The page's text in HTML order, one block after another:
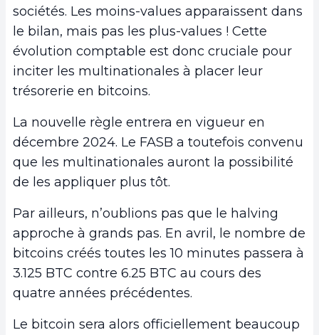
sociétés. Les moins-values apparaissent dans
le bilan, mais pas les plus-values ! Cette
évolution comptable est donc cruciale pour
inciter les multinationales à placer leur
trésorerie en bitcoins.
La nouvelle règle entrera en vigueur en
décembre 2024. Le FASB a toutefois convenu
que les multinationales auront la possibilité
de les appliquer plus tôt.
Par ailleurs, n’oublions pas que le halving
approche à grands pas. En avril, le nombre de
bitcoins créés toutes les 10 minutes passera à
3.125 BTC contre 6.25 BTC au cours des
quatre années précédentes.
Le bitcoin sera alors officiellement beaucoup